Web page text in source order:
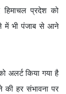
प्रदेश को
में भी पंजाब से आने
अलर्ट किया गया है
की हर संभावना पर